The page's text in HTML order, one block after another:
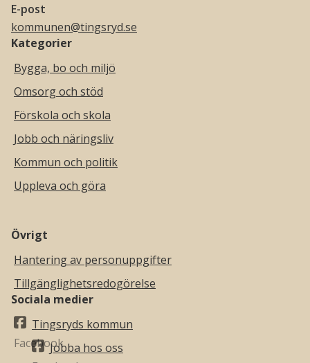
E-post
kommunen@tingsryd.se
Kategorier
Bygga, bo och miljö
Omsorg och stöd
Förskola och skola
Jobb och näringsliv
Kommun och politik
Uppleva och göra
Övrigt
Hantering av personuppgifter
Tillgänglighetsredogörelse
Sociala medier
Tingsryds kommun
Jobba hos oss